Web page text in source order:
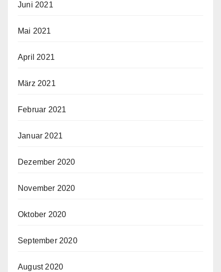
Juni 2021
Mai 2021
April 2021
März 2021
Februar 2021
Januar 2021
Dezember 2020
November 2020
Oktober 2020
September 2020
August 2020